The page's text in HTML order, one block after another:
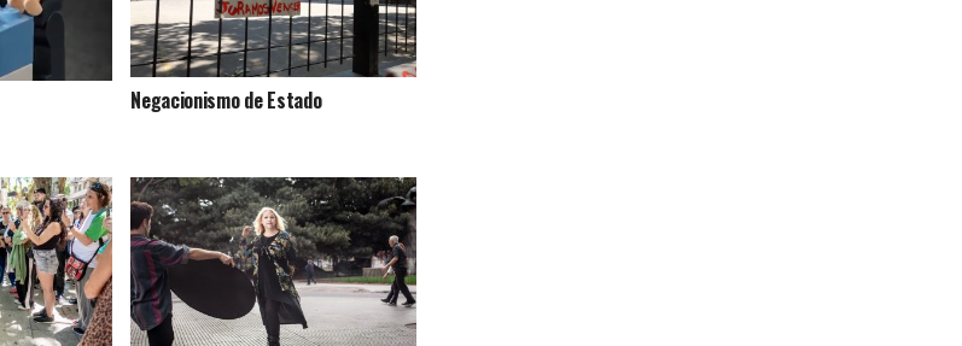
Negacionismo de Estado